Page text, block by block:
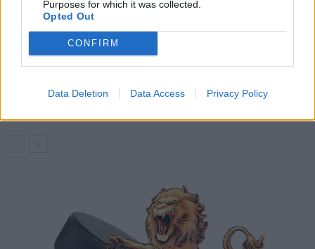
Purposes for which it was collected.
Opted Out
CONFIRM
Data Deletion Data Access Privacy Policy
Venäläisveskari sekosi Suomen 2.
50 jäähyminuuttia
ottelun ilmaiseksi TV:stä